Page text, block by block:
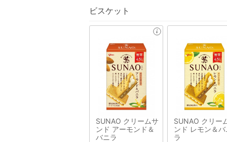
ビスケット
SUNAO クリームサ
ンド アーモンド＆
バニラ
SUNAO クリー
ンド レモン＆バ
ラ